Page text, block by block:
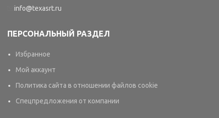
info@texasrt.ru
ПЕРСОНАЛЬНЫЙ РАЗДЕЛ
Избранное
Мой аккаунт
Политика сайта в отношении файлов cookie
Спецпредложения от компании